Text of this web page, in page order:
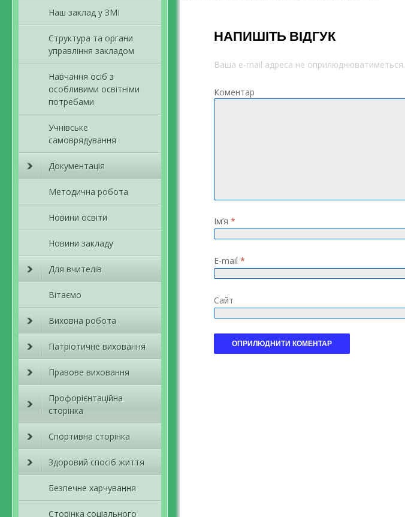
Наш заклад у ЗМІ
Структура та органи
управління закладом
Навчання осіб з
особливими освітніми
потребами
Учнівське
самоврядування
Документація
Методична робота
Новини освіти
Новини закладу
Для вчителів
Вітаємо
Виховна робота
Патріотичне виховання
Правове виховання
Профорієнтаційна
сторінка
Спортивна сторінка
Здоровий спосіб життя
Безпечне харчування
Сторінка соціального
НАПИШІТЬ ВІДГУК
Ваша e-mail адреса не оприлюднюватиметься.
Коментар
Ім’я *
E-mail *
Сайт